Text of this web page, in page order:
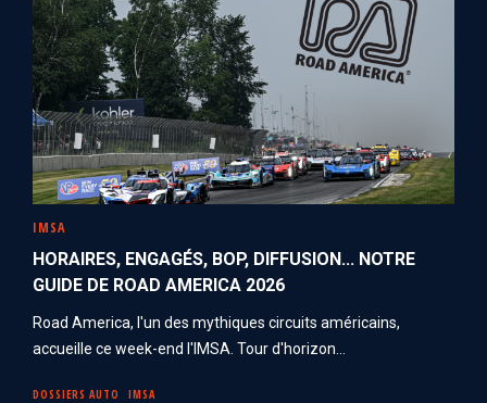
IMSA
HORAIRES, ENGAGÉS, BOP, DIFFUSION... NOTRE
GUIDE DE ROAD AMERICA 2026
Road America, l'un des mythiques circuits américains,
accueille ce week-end l'IMSA. Tour d'horizon...
DOSSIERS AUTO IMSA